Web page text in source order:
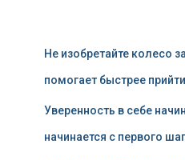
Не изобретайте колесо
помогает быстрее
Уверенность в себе
начинается с первого